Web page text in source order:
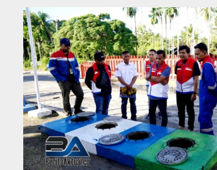
Bayar
Hutang
300
Juta,
Origenes
Ijie
Akan
Lapor
Ketua
Percepatan
Pemekaran
PBD
ke
Polisi